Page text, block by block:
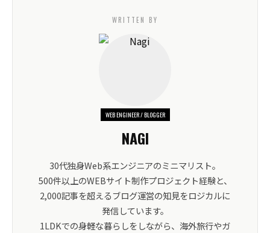
WRITTEN BY
WEB ENGINEER / BLOGGER
NAGI
30代独身Web系エンジニアのミニマリスト。
500件以上のWEBサイト制作プロジェクト経験と、
2,000記事を超えるブログ運営の知見をロジカルに
発信しています。
1LDKでの身軽な暮らしをしながら、海外旅行やガ